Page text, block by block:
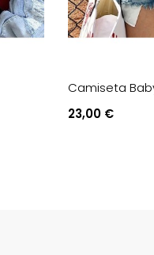
Camiseta
Price
23,00 €